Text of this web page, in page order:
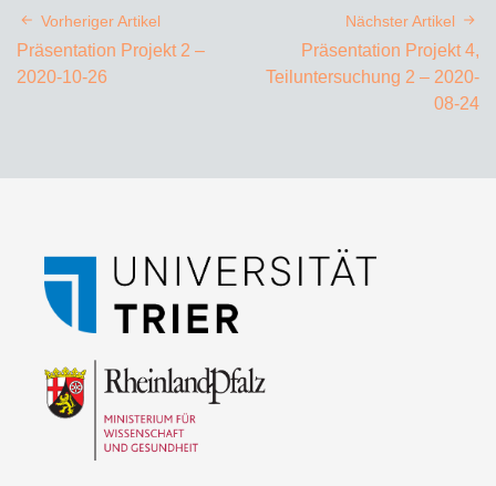
Vorheriger Artikel
Präsentation Projekt 2 –
2020-10-26
Nächster Artikel
Präsentation Projekt 4,
Teiluntersuchung 2 – 2020-
08-24